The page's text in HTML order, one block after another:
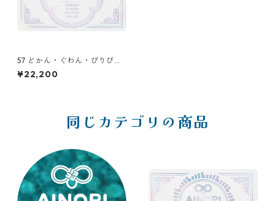
57 どかん・ぐわん・びりび
り・じんじん（DOKAN KUW
AN BIRIBIRI JINJIN）
¥22,200
同じカテゴリの商品